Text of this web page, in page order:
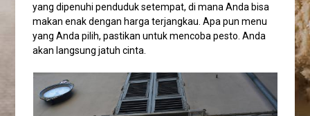
yang dipenuhi penduduk setempat, di mana Anda bisa
makan enak dengan harga terjangkau. Apa pun menu
yang Anda pilih, pastikan untuk mencoba pesto. Anda
akan langsung jatuh cinta.